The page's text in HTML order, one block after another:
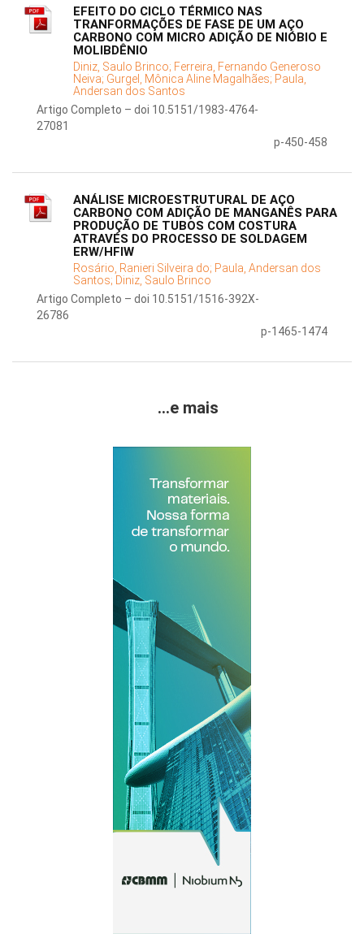
EFEITO DO CICLO TÉRMICO NAS
TRANFORMAÇÕES DE FASE DE UM AÇO
CARBONO COM MICRO ADIÇÃO DE NIÓBIO E
MOLIBDÊNIO
Diniz, Saulo Brinco; Ferreira, Fernando Generoso
Neiva; Gurgel, Mônica Aline Magalhães; Paula,
Andersan dos Santos
Artigo Completo – doi 10.5151/1983-4764-
27081
p-450-458
ANÁLISE MICROESTRUTURAL DE AÇO
CARBONO COM ADIÇÃO DE MANGANÊS PARA
PRODUÇÃO DE TUBOS COM COSTURA
ATRAVÉS DO PROCESSO DE SOLDAGEM
ERW/HFIW
Rosário, Ranieri Silveira do; Paula, Andersan dos
Santos; Diniz, Saulo Brinco
Artigo Completo – doi 10.5151/1516-392X-
26786
p-1465-1474
...e mais